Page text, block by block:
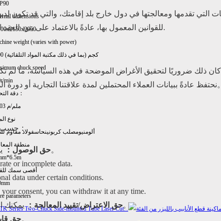
dimensions
weight (varies with power)
3800 كجم (بما في ذلك مكتبة المواد التلقائية)
chuck speed
min
دقة التحديد：
±0.03 ملم/م
نوع
ألومنيومصلب كربونينحاسفولاذ مقاوم
منطقة
أقصى سمك
parameters
التي تقدمها ومعالجتها في دول خارج بلد إقامتك، والتي قد تكون
للقوانين المعمول بها، عادةً بالاعتماد على بنود العقد القياسية التي وافقت عليها السلطات المختصة أو موافقتك الصريحة.
كان ذلك ضروريًا لتحقيق الأغراض الموضحة في هذه السياسة، ما
نحتفظ عادةً ببيانات العملاء المحتملين لمدة علاقتنا التجارية أو دورة المبيعات، وللفترة المعقولة بعد ذلك لأغراض التحليل وحفظ السجلات。
حسب موقعك، قد تكون لديك الحقوق التالية فيما يتعلق ببياناتك الشخصية：
حق الوصول：يمكنك طلب نسخة من البيانات الشخصية التي نحتفظ بها عنك。
or incomplete data.
data under certain conditions.
your consent, you can withdraw it at any time.
حق الاعتراض/تقييد المعالجة：يمكنك الاعتراض على أو طلب تقييد معالجة بياناتك في ظروف معينة。
حقيمكنك طلب نقل بياناتك إلى منظمة أخرى。